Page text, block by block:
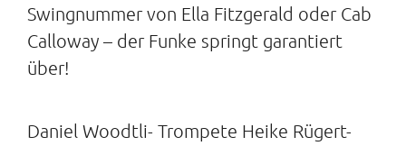
Swingnummer von Ella Fitzgerald oder Cab
Calloway – der Funke springt garantiert
über!
Daniel Woodtli- Trompete Heike Rügert-